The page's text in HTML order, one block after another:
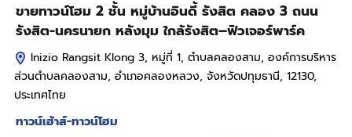
ขายทาวน์โฮม 2 ชั้น หมู่บ้านอินดี้ รังสิต คลอง 3 ถนน
รังสิต-นครนายก หลังมุม ใกล้รังสิต–ฟิวเจอร์พาร์ค
Inizio Rangsit Klong 3, หมู่ที่ 1, ตำบลคลองสาม, องค์การบริหาร
ส่วนตำบลคลองสาม, อำเภอคลองหลวง, จังหวัดปทุมธานี, 12130,
ประเทศไทย
ทาวน์เฮ้าส์-ทาวน์โฮม